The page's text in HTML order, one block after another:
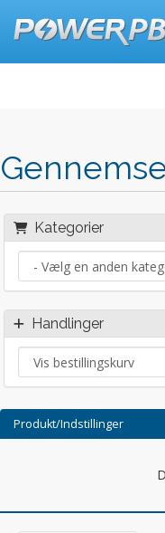
Kategorier
Handlinger
Produkt/Indstillinger